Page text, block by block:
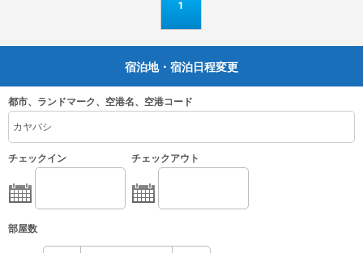
1
宿泊地・宿泊日程変更
都市、ランドマーク、空港名、空港コード
チェックイン チェックアウト
部屋数